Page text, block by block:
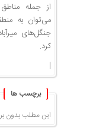
از جمله
می‌توان به
جنگل‌های
کرد.
|
برچسب ها
این مطلب بدون